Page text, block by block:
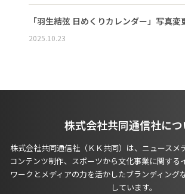
「羽生結弦 日めくりカレンダー」写真変
2025.10.23
株式会社共同通信社につ
株式会社共同通信社（ＫＫ共同）は、ニュースメ
コンテンツ制作、スポーツから文化事業に関する
ワークとメディアの力を活かしたブランディング
しています。